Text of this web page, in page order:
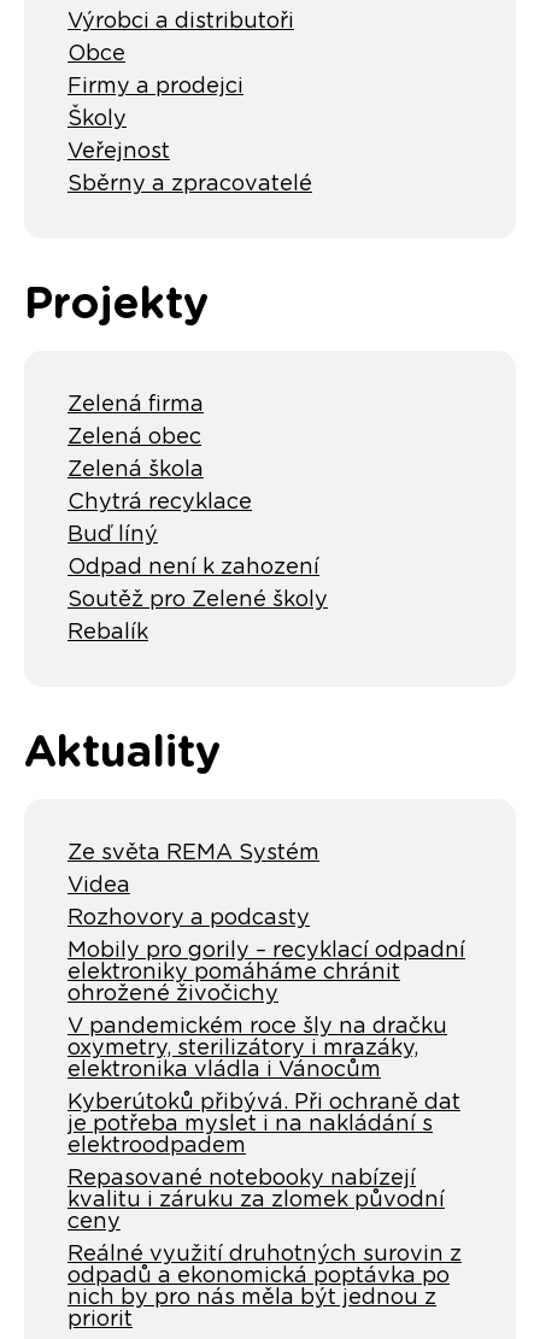
Výrobci a distributoři
Obce
Firmy a prodejci
Školy
Veřejnost
Sběrny a zpracovatelé
Projekty
Zelená firma
Zelená obec
Zelená škola
Chytrá recyklace
Buď líný
Odpad není k zahození
Soutěž pro Zelené školy
Rebalík
Aktuality
Ze světa REMA Systém
Videa
Rozhovory a podcasty
Mobily pro gorily – recyklací odpadní
elektroniky pomáháme chránit
ohrožené živočichy
V pandemickém roce šly na dračku
oxymetry, sterilizátory i mrazáky,
elektronika vládla i Vánocům
Kyberútoků přibývá. Při ochraně dat
je potřeba myslet i na nakládání s
elektroodpadem
Repasované notebooky nabízejí
kvalitu i záruku za zlomek původní
ceny
Reálné využití druhotných surovin z
odpadů a ekonomická poptávka po
nich by pro nás měla být jednou z
priorit